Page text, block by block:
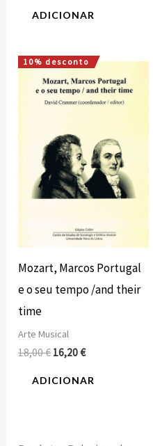
ADICIONAR
10% desconto
Mozart, Marcos Portugal
e o seu tempo /and their
time
Arte Musical
18,00€
O
preço
original
era:
16,20€
O
preço
atual
é:
ADICIONAR